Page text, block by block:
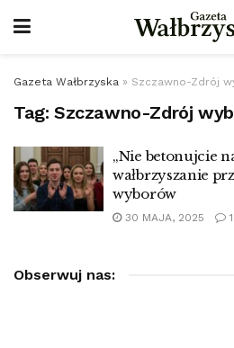
Gazeta Wałbrzyska » Szczawno-Zdrój
Tag: Szczawno-Zdrój
„Nie betonujcie
wałbrzyszanie
wyborów
30 MAJA, 2025 1
Obserwuj nas: